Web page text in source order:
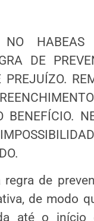
NO HABEAS
DE
PREJUÍZO.
regra de
de modo
até o início